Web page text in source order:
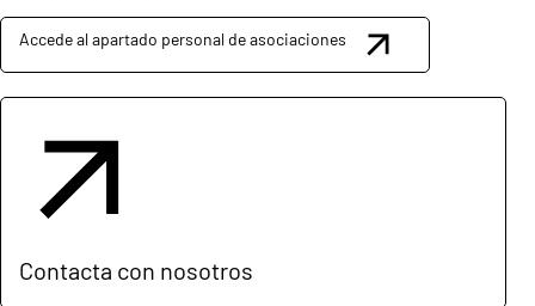
Accede al apartado personal de asociaciones
Contacta con nosotros